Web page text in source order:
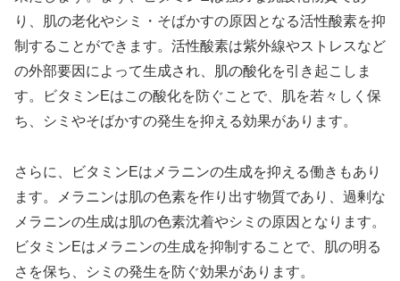
り、肌の老化やシミ・そばかすの原因となる活性酸素を抑
制することができます。活性酸素は紫外線やストレスなど
の外部要因によって生成され、肌の酸化を引き起こしま
す。ビタミンEはこの酸化を防ぐことで、肌を若々しく保
ち、シミやそばかすの発生を抑える効果があります。
さらに、ビタミンEはメラニンの生成を抑える働きもあり
ます。メラニンは肌の色素を作り出す物質であり、過剰な
メラニンの生成は肌の色素沈着やシミの原因となります。
ビタミンEはメラニンの生成を抑制することで、肌の明る
さを保ち、シミの発生を防ぐ効果があります。